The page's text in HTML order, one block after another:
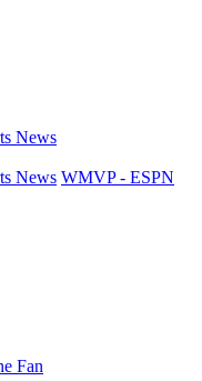
News
News WMVP - ESPN
Fan